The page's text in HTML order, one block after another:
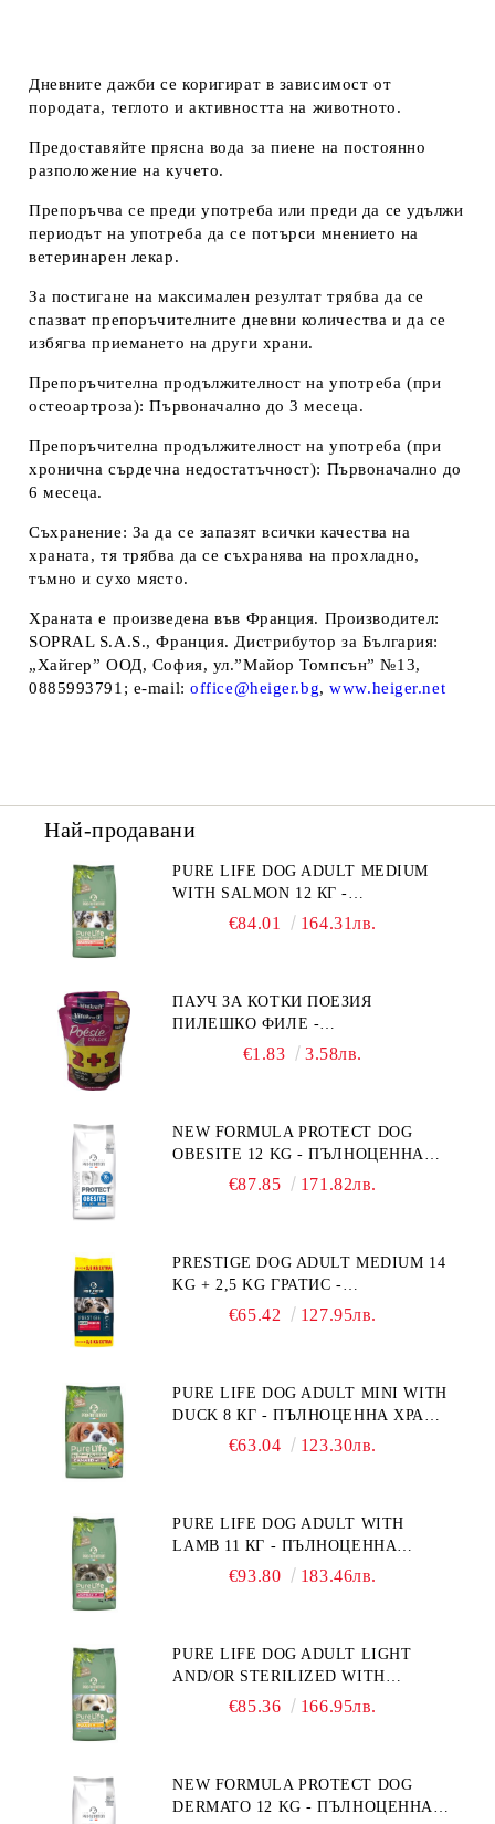
Дневните дажби се коригират в зависимост от
породата, теглото и активността на животното.
Предоставяйте прясна вода за пиене на постоянно
разположение на кучето.
Препоръчва се преди употреба или преди да се удължи
периодът на употреба да се потърси мнението на
ветеринарен лекар.
За постигане на максимален резултат трябва да се
спазват препоръчителните дневни количества и да се
избягва приемането на други храни.
Препоръчителна продължителност на употреба (при
остеоартроза): Първоначално до 3 месеца.
Препоръчителна продължителност на употреба (при
хронична сърдечна недостатъчност): Първоначално до
6 месеца.
Съхранение: За да се запазят всички качества на
храната, тя трябва да се съхранява на прохладно,
тъмно и сухо място.
Храната е произведена във Франция. Производител:
SOPRAL S.A.S., Франция. Дистрибутор за България:
„Хайгер” ООД, София, ул.”Майор Томпсън” №13,
0885993791; e-mail:office@heiger.bg,www.heiger.net
Най-продавани
PURE LIFE DOG ADULT MEDIUM
WITH SALMON 12 КГ -
ПЪЛНОЦЕННА ХРАНА ЗА
БЕЗ ЗЪРНО, БЕЗ ГЛУТЕН.
ПРОИЗВЕДЕНА ВЪВ ФРАНЦИЯ.
€84.01 164.31лв.
ПАУЧ ЗА КОТКИ ПОЕЗИЯ
ПИЛЕШКО ФИЛЕ -
ПРОМОКОМПЛЕКТ 3 БР.
€1.83 3.58лв.
NEW FORMULA PROTECT DOG
OBESITE 12 KG - ПЪЛНОЦЕННА
ДИЕТИЧНА ХРАНА ЗА КУЧЕТА
"РЕГУЛИРАНЕ НА ВНОСА НА
ГЛЮКОЗА (DIABETES MELLITUS)."
€87.85 171.82лв.
PRESTIGE DOG ADULT MEDIUM 14
KG + 2,5 KG ГРАТИС -
ПЪЛНОЦЕННА ХРАНА ЗА
€65.42 127.95лв.
PURE LIFE DOG ADULT MINI WITH
DUCK 8 КГ - ПЪЛНОЦЕННА ХРАНА
ЗА ПОРАСНАЛИ КУЧЕТА ОТ
ГЛУТЕН. ПРОИЗВЕДЕНА ВЪВ
ФРАНЦИЯ.
€63.04 123.30лв.
PURE LIFE DOG ADULT WITH
LAMB 11 КГ - ПЪЛНОЦЕННА
ХРАНА ЗА ПОРАСНАЛИ КУЧЕТА С
НАД 1 ГОДИНА. БЕЗ ЗЪРНО, БЕЗ
ГЛУТЕН. ПРОИЗВЕДЕНА ВЪВ
ФРАНЦИЯ.
€93.80 183.46лв.
PURE LIFE DOG ADULT LIGHT
AND/OR STERILIZED WITH
CHICKEN 12 КГ - ПЪЛНОЦЕННА
КАСТРИРАНИ КУЧЕТА ОТ ВСИЧКИ
ПОРОДИ НА ВЪЗРАСТ НАД 1
€85.36 166.95лв.
NEW FORMULA PROTECT DOG
DERMATO 12 KG - ПЪЛНОЦЕННА